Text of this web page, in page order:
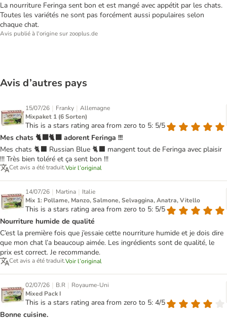
La nourriture Feringa sent bon et est mangé avec appétit par les chats.
Toutes les variétés ne sont pas forcément aussi populaires selon
chaque chat.
Avis publié à l'origine sur zooplus.de
Avis d’autres pays
15/07/26 | Franky | Allemagne
Mixpaket 1 (6 Sorten)
This is a stars rating area from zero to 5: 5/5
Mes chats 🐈‍⬛🐈‍⬛ adorent Feringa !!!
Mes chats 🐈‍⬛ Russian Blue 🐈‍⬛ mangent tout de Feringa avec plaisir
!!! Très bien toléré et ça sent bon !!!
Cet avis a été traduit.Voir l’original
14/07/26 | Martina | Italie
Mix 1: Pollame, Manzo, Salmone, Selvaggina, Anatra, Vitello
This is a stars rating area from zero to 5: 5/5
Nourriture humide de qualité
C’est la première fois que j’essaie cette nourriture humide et je dois dire
que mon chat l’a beaucoup aimée. Les ingrédients sont de qualité, le
prix est correct. Je recommande.
Cet avis a été traduit.Voir l’original
02/07/26 | B.R | Royaume-Uni
Mixed Pack I
This is a stars rating area from zero to 5: 4/5
Bonne cuisine.